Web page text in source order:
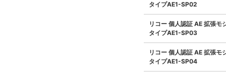
タイプAE1-SP02
リコー 個人認証 AE 拡張モ
タイプAE1-SP03
リコー 個人認証 AE 拡張モ
タイプAE1-SP04